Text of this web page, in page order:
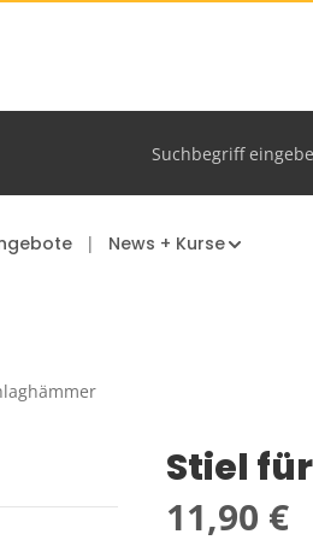
News + Kurse
Stiel
Regulärer Preis:
11,90 €